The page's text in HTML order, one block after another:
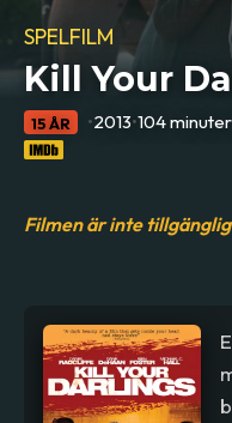
SPELFILM
Kill Your
15 ÅR •2013•104 minuter
Filmen är inte